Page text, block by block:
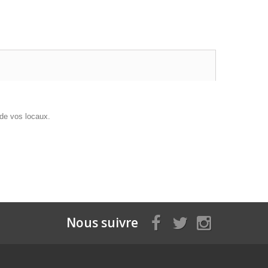
vos locaux.
Nous suivre